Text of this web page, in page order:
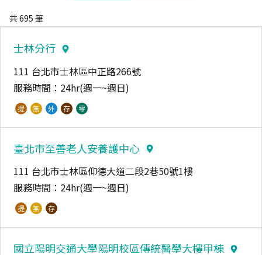
共695 筆
士林分行
111 台北市士林區中正路266號
服務時間： 24hr(週一~週日)
提 無 外 存 零
臺北市至善老人安養護中心
111 台北市士林區仰德大道二段2巷50號1樓
服務時間： 24hr(週一~週日)
提 無 存
國立陽明交通大學陽明校區傳統醫學大樓甲棟